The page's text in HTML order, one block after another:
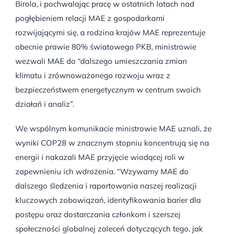
Birola, i pochwalając pracę w ostatnich latach nad
pogłębieniem relacji MAE z gospodarkami
rozwijającymi się, a rodzina krajów MAE reprezentuje
obecnie prawie 80% światowego PKB, ministrowie
wezwali MAE do “dalszego umieszczania zmian
klimatu i zrównoważonego rozwoju wraz z
bezpieczeństwem energetycznym w centrum swoich
działań i analiz”.
We wspólnym komunikacie ministrowie MAE uznali, że
wyniki COP28 w znacznym stopniu koncentrują się na
energii i nakazali MAE przyjęcie wiodącej roli w
zapewnieniu ich wdrożenia. “Wzywamy MAE do
dalszego śledzenia i raportowania naszej realizacji
kluczowych zobowiązań, identyfikowania barier dla
postępu oraz dostarczania członkom i szerszej
społeczności globalnej zaleceń dotyczących tego, jak